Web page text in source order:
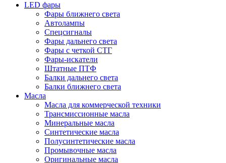
LED фары
Фары ближнего света
Автолампы
Спецсигналы
Фары дальнего света
Фары с четкой СТГ
Фары-искатели
Штатные ПТФ
Балки дальнего света
Балки ближнего света
Масла
Масла для коммерческой техники
Трансмиссионные масла
Минеральные масла
Синтетические масла
Полусинтетические масла
Промывочные масла
Оригинальные масла